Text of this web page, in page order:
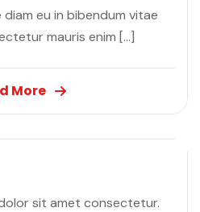
eu in bibendum vitae
mauris enim […]
More
sit amet consectetur.